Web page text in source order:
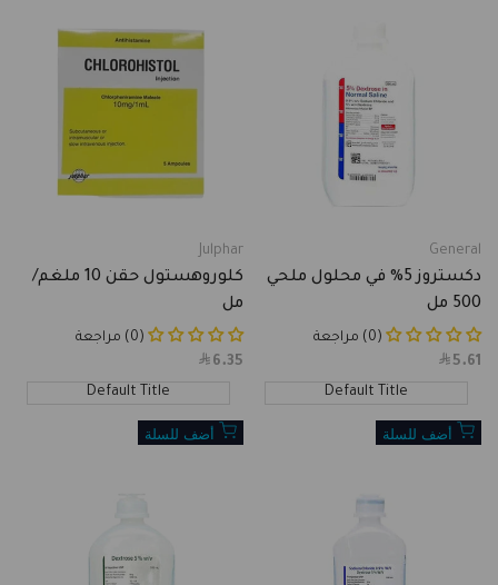
Vendor:
General
دكستروز 5% في محلول ملحي
500 مل
(0) مراجعة
Sale
5.61
Default Title
أضف للسلة
Vendor:
Julphar
كلوروهستول حقن 10 ملغم/
مل
(0) مراجعة
Sale
6.35
Default Title
أضف للسلة